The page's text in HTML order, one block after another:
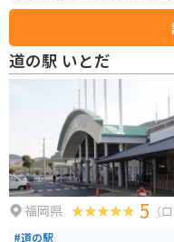
りは来た道を引き返します。 駐車場を出て数分急な坂を歩いて降りると受付
や食堂があり、鉱物や名物のカ
供にも楽しまれる洞窟探検スポ
道の駅 いとだ
福岡県 5 （
#道の駅